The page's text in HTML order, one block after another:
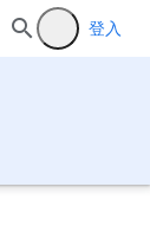
登入